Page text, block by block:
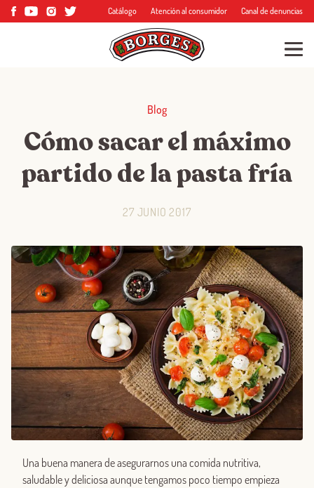
Catálogo Atención al consumidor Canal de denuncias
Blog
Cómo sacar el máximo
partido de la pasta fría
27 JUNIO 2017
Una buena manera de asegurarnos una comida nutritiva,
saludable y deliciosa aunque tengamos poco tiempo empieza